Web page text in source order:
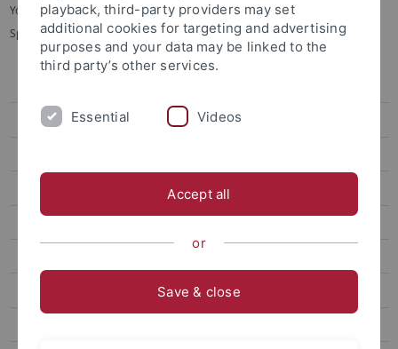
You are here: Startseite
...
Sportökonomik, Sportmanagement und Sportpublizistik
Team
Biomechanik, Bewegungs- und Trainingswissenschaft
playback, third-party providers may set
additional cookies for targeting and advertising
purposes and your data may be linked to the
third party’s other services.
Essential Videos
Accept all
or
Save & close